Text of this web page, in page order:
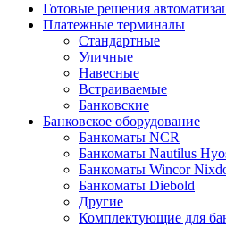
Готовые решения
Платежные терминалы
Стандартные
Уличные
Навесные
Встраиваемые
Банковские
Банковское оборудование
Банкоматы NCR
Банкоматы Nautilus
Банкоматы Wincor
Банкоматы Diebold
Другие
Комплектующие для